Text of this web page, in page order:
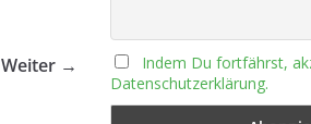
Weiter →
Indem Du fortfährst,
Datenschutzerklärung.